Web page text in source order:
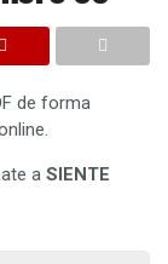
de forma
a SIENTE